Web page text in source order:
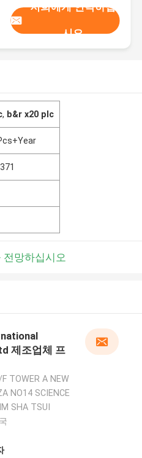
저희에게 연락하십
시오
, b&r x20 plc
전망하십시오
제조업체 프
TOWER A NEW
NO14 SCIENCE
SHA TSUI